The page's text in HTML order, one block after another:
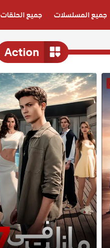
جميع المسلسلات جميع الحلقات
Action